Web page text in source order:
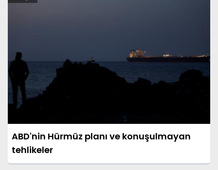
ABD'nin Hürmüz planı ve konuşulmayan
tehlikeler